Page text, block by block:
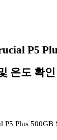
P5
온도 확인
Plus